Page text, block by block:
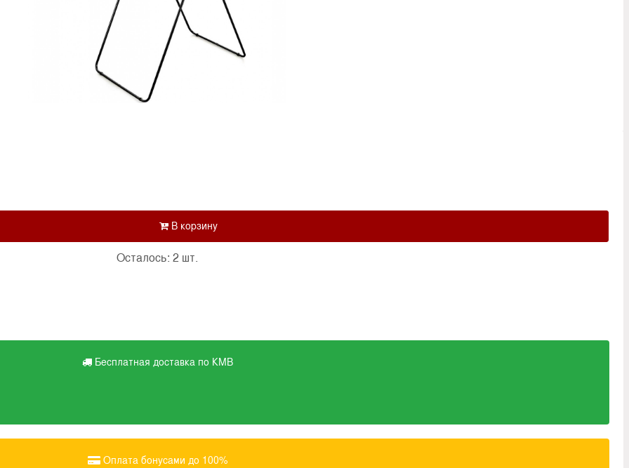
Осталось: 2 шт.
Бесплатная доставка по КМВ
Оплата бонусами до 100%